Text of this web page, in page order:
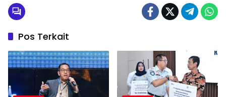
Pos Terkait